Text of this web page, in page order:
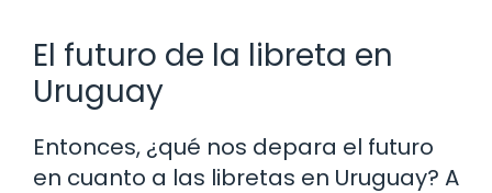
El futuro de la libreta en
Uruguay
Entonces, ¿qué nos depara el futuro
en cuanto a las libretas en Uruguay? A